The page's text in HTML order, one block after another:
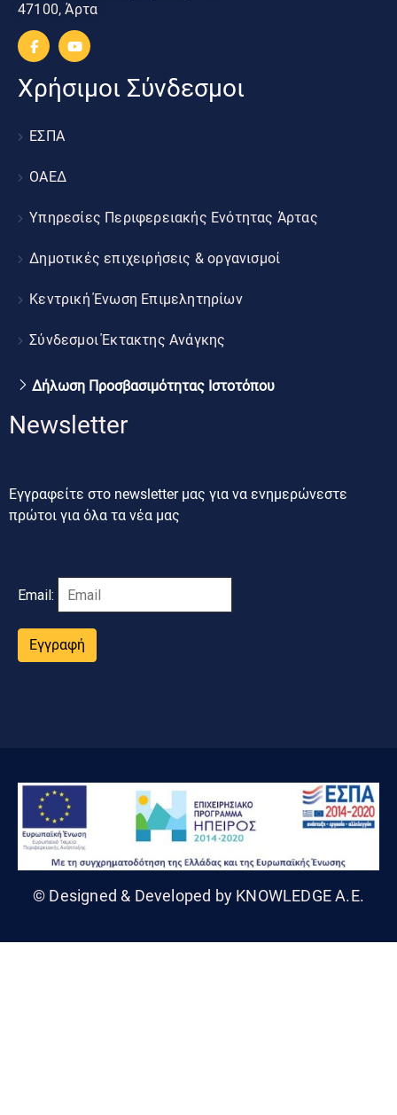
47100, Άρτα
Χρήσιμοι Σύνδεσμοι
ΕΣΠΑ
ΟΑΕΔ
Υπηρεσίες Περιφερειακής Ενότητας Άρτας
Δημοτικές επιχειρήσεις & οργανισμοί
Κεντρική Ένωση Επιμελητηρίων
Σύνδεσμοι Έκτακτης Ανάγκης
Δήλωση Προσβασιμότητας Ιστοτόπου
Newsletter
Εγγραφείτε στο newsletter μας για να ενημερώνεστε
πρώτοι για όλα τα νέα μας
Email:
Εγγραφή
© Designed & Developed by KNOWLEDGE A.E.